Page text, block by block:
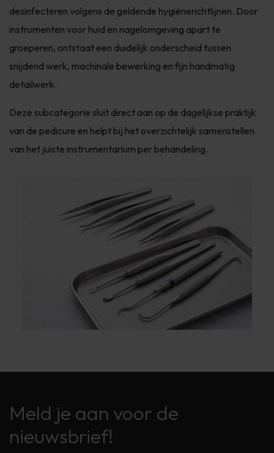
desinfecteren volgens de geldende hygiënerichtlijnen. Door
instrumenten voor huid en nagelomgeving apart te
groeperen, ontstaat een duidelijk onderscheid tussen
snijdend werk, machinale bewerking en fijn handmatig
detailwerk.
Deze subcategorie sluit direct aan op de dagelijkse praktijk
van de pedicure en helpt bij het overzichtelijk samenstellen
van het juiste instrumentarium per behandeling.
Meld je aan voor de
nieuwsbrief!